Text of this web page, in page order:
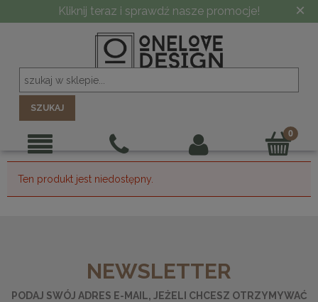
Kliknij teraz i sprawdź nasze promocje! ×
SZUKAJ
Ten produkt jest niedostępny.
NEWSLETTER
PODAJ SWÓJ ADRES E-MAIL, JEŻELI CHCESZ OTRZYMYWAĆ